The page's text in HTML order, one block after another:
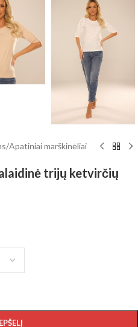
/Apatiniai marškinėliai
trijų ketvirčių